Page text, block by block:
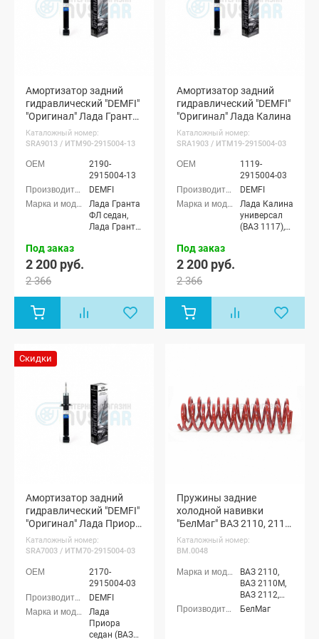
Амортизатор задний
гидравлический "DEMFI"
"Оригинал" Лада Гранта
ФЛ (1 шт.)
Каталожный номер:
SRA9013 / ИТМ90-2915004-13
2190-
2915004-13
DEMFI
Лада Гранта
ФЛ седан,
Лада Гранта
ФЛ лифтбек
Под заказ
2 200 руб.
2 366
Амортизатор задний
гидравлический "DEMFI"
"Оригинал" Лада Калина
Каталожный номер:
SRA1903 / ИТМ19-2915004-03
1119-
2915004-03
DEMFI
Лада Калина
универсал
(ВАЗ 1117),
1119), Лада
хэтчбек
Под заказ
2 200 руб.
2 366
Скидки
Амортизатор задний
гидравлический "DEMFI"
"Оригинал" Лада Приора
(1 шт.)
Каталожный номер:
SRA7003 / ИТМ70-2915004-03
2170-
2915004-03
DEMFI
Лада
Приора
седан (ВАЗ
Пружины задние
холодной навивки
"БелМаг" ВАЗ 2110, 2112,
Лада Приора (2170,
2172)
Каталожный номер:
BM.0048
ВАЗ 2110,
ВАЗ 2110М,
ВАЗ 2112,
ВАЗ 21123
БелМаг